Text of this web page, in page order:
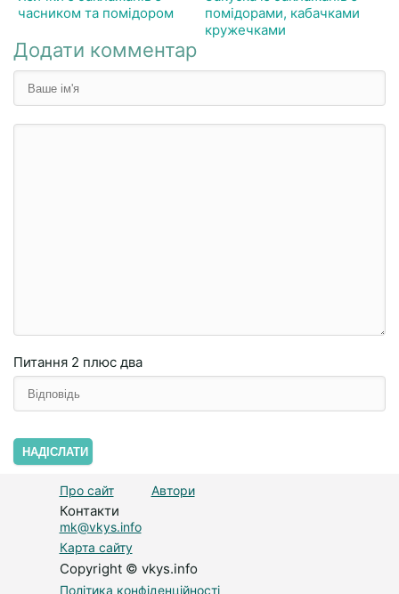
часником та помідором
помідорами, кабачками
кружечками
Додати комментар
Питання 2 плюc двa
НАДІСЛАТИ
Про сайт Автори
Контакти
mk@vkys.info
Карта сайту
Copyright © vkys.info
Політика конфіденційності